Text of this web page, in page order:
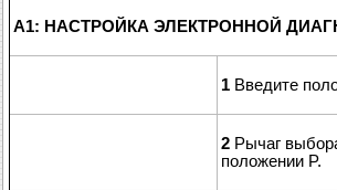
A1: НАСТРОЙКА ЭЛЕКТРОННОЙ
1 Введите
2 Рычаг
положении P.